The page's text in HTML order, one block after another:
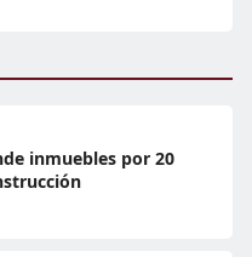
inmuebles por 20